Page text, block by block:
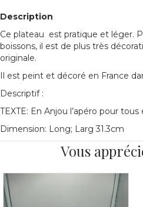
Description
Ce plateau est pratique et léger.
boissons, il est de plus très
originale.
Il est peint et décoré en France
Descriptif :
TEXTE: En Anjou l’apéro pour
Dimension: Long; Larg 31.3cm
Vous